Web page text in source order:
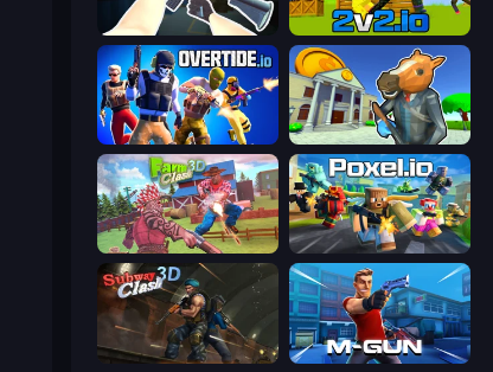
CS: Chaos Squad 2v2.io
Overtide.io Bank Robbery 3
Farm Clash 3D Poxel.io
Subway Clash Remastered Muscle Gun.IO